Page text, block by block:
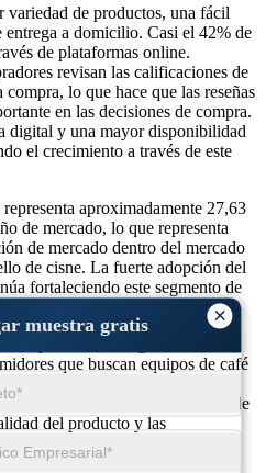
×
muestra gratis
variedad de productos, una fácil
a domicilio. Casi el 42% de
de plataformas online.
revisan las calificaciones de
lo que hace que las reseñas
en las decisiones de compra.
digital y una mayor disponibilidad
el crecimiento a través de este
aproximadamente 27,63
de mercado, lo que representa
de mercado dentro del mercado
de cisne. La fuerte adopción del
fortaleciendo este segmento de
que buscan equipos de café
experta. Casi el 23% de la
minoristas especializados, donde
del producto y las
cerveza antes de comprarlos.
de tiendas especializadas son